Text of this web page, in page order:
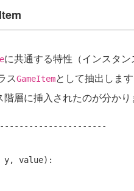
に共通する特性（インスタ
スGameItemとして抽出しま
層に挿入されたのが分かり